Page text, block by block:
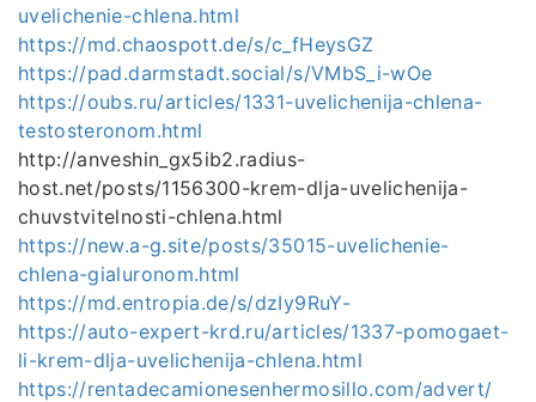
uvelichenie-chlena.html
https://md.chaospott.de/s/c_fHeysGZ
https://pad.darmstadt.social/s/VMbS_i-wOe
https://oubs.ru/articles/1331-uvelichenija-chlena-
testosteronom.html
http://anveshin_gx5ib2.radius-
host.net/posts/1156300-krem-dlja-uvelichenija-
chuvstvitelnosti-chlena.html
https://new.a-g.site/posts/35015-uvelichenie-
chlena-gialuronom.html
https://md.entropia.de/s/dzIy9RuY-
https://auto-expert-krd.ru/articles/1337-pomogaet-
li-krem-dlja-uvelichenija-chlena.html
https://rentadecamionesenhermosillo.com/advert/